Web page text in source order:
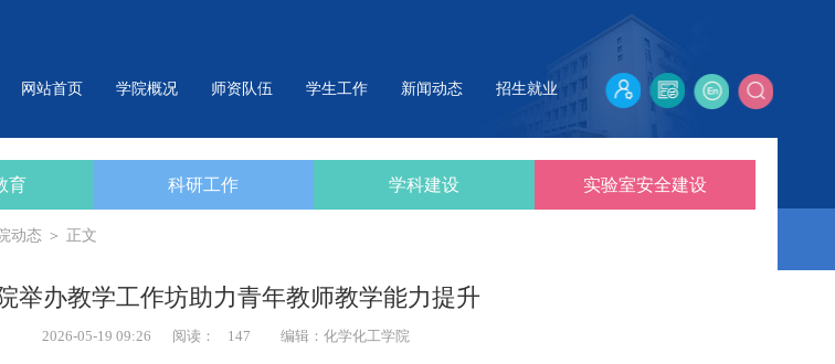
网站首页 学院概况 师资队伍 学生工作 新闻动态 招生就业
育 科研工作 学科建设 实验室安全建设
动态 ＞ 正文
举办教学工作坊助力青年教师教学能力提升
2026-05-19 09:26 阅读： 147 编辑：化学化工学院